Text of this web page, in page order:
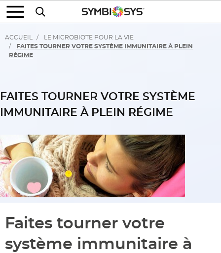
ACCUEIL
LE MICROBIOTE POUR LA VIE
FAITES TOURNER VOTRE SYSTÈME IMMUNITAIRE À PLEIN
RÉGIME
FAITES TOURNER VOTRE SYSTÈME
IMMUNITAIRE À PLEIN RÉGIME
Faites tourner votre
système immunitaire à